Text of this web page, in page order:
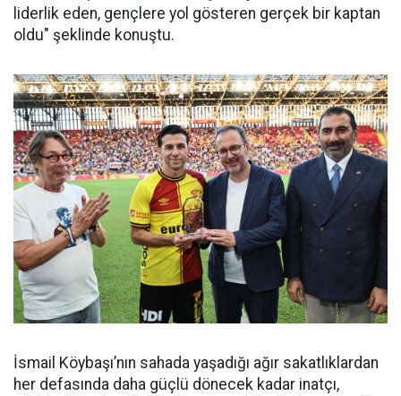
liderlik eden, gençlere yol gösteren gerçek bir kaptan
oldu" şeklinde konuştu.
İsmail Köybaşı’nın sahada yaşadığı ağır sakatlıklardan
her defasında daha güçlü dönecek kadar inatçı,